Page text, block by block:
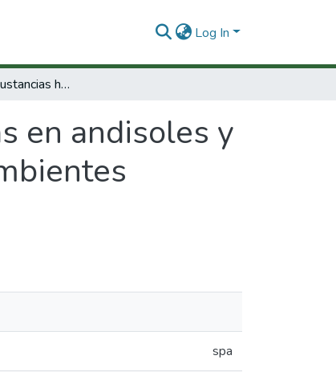
Log In
Estudio de las sustancias húmicas en andisoles y mollisoles de Colombia desarrollados bajo ambientes ecológicos diferentes.
en andisoles y
spa